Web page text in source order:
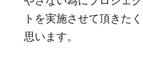
トを実施させて頂きたく
思います。